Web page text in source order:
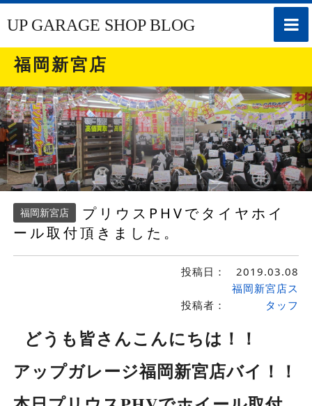
toggle
UP GARAGE SHOP BLOG
福岡新宮店
福岡新宮店
プリウスPHVでタイヤホイ
ール取付頂きました。
投稿日： 2019.03.08
投稿者：
福岡新宮店ス
タッフ
どうも皆さんこんにちは！！
アップガレージ福岡新宮店バイ！！